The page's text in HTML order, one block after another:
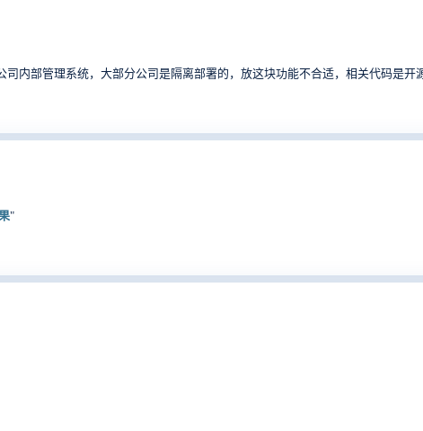
内部管理系统，大部分公司是隔离部署的，放这块功能不合适，相关代码是开
"